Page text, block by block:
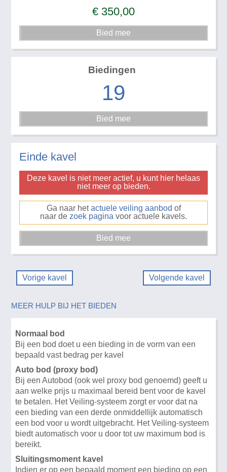
€ 350,00
Biedingen
19
Einde kavel
Deze kavel is niet meer actief, u kunt hier helaas
niet meer op bieden.
Ga naar hetactuele veiling aanbod of
naar de zoek pagina voor actuele kavels.
Vorige kavel Volgende kavel
MEER HULP BIJ HET BIEDEN
Normaal bod
Bij een bod doet u een bieding in de vorm van een
bepaald vast bedrag per kavel
Auto bod (proxy bod)
Bij een Autobod (ook wel proxy bod genoemd) geeft u
aan welke prijs u maximaal bereid bent voor de kavel
te betalen. Het Veiling-systeem zorgt er voor dat na
een bieding van een derde onmiddellijk automatisch
een bod voor u wordt uitgebracht. Het Veiling-systeem
biedt automatisch voor u door tot uw maximum bod is
bereikt.
Sluitingsmoment kavel
Indien er op een bepaald moment een bieding op een